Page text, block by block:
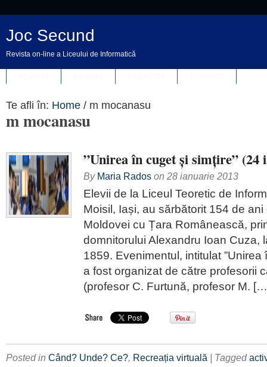
Joc Secund
Revista on-line a Liceului de Informatică
Te afli în: Home / m mocanasu
m mocanasu
”Unirea în cuget și simțire” (24
By Maria Rados on 28 ianuarie 2013
Elevii de la Liceul Teoretic de
Moisil, Iași, au sărbătorit 154 de
Moldovei cu Țara Românească,
domnitorului Alexandru Ioan Cuza,
1859. Evenimentul, intitulat ”Unirea
a fost organizat de către profesorii
(profesor C. Furtună, profesor M.
Posted in Când? Unde? Ce?, Recreația virtuală | Tagged